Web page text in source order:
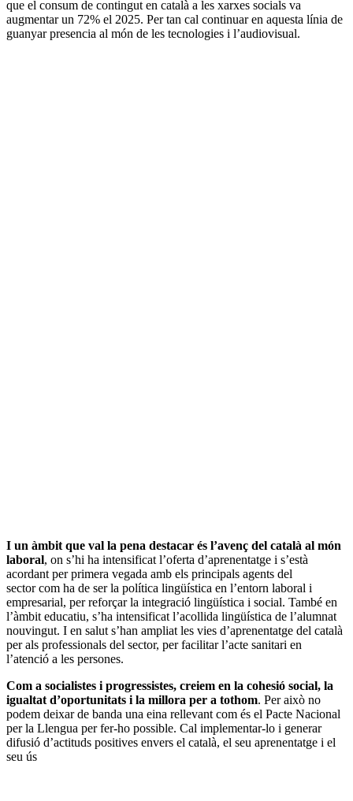
que el consum de contingut en català a les xarxes socials va
augmentar un 72% el 2025. Per tan cal continuar en aquesta línia de
guanyar presencia al món de les tecnologies i l’audiovisual.
I un àmbit que val la pena destacar és l’avenç del català al món
laboral, on s’hi ha intensificat l’oferta d’aprenentatge i s’està
acordant per primera vegada amb els principals agents del
sector com ha de ser la política lingüística en l’entorn laboral i
empresarial, per reforçar la integració lingüística i social. També en
l’àmbit educatiu, s’ha intensificat l’acollida lingüística de l’alumnat
nouvingut. I en salut s’han ampliat les vies d’aprenentatge del català
per als professionals del sector, per facilitar l’acte sanitari en
l’atenció a les persones.
Com a socialistes i progressistes, creiem en la cohesió social, la
igualtat d’oportunitats i la millora per a tothom. Per això no
podem deixar de banda una eina rellevant com és el Pacte Nacional
per la Llengua per fer-ho possible. Cal implementar-lo i generar
difusió d’actituds positives envers el català, el seu aprenentatge i el
seu ús